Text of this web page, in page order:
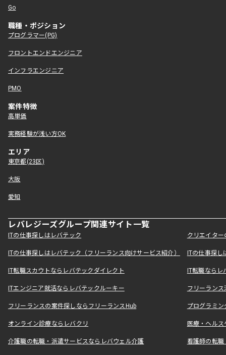
Go
職種・ポジション
プログラマー(PG)
フロントエンドエンジニア
インフラエンジニア
PMO
案件特徴
高単価
実務経験が浅い方OK
エリア
東京都(23区)
大阪
愛知
レバレジーズグループ関連サイト一覧
ITの仕事探しはレバテック クリエイタ
ITの仕事探しはレバテック（フリーランス向けサービス紹介） ITの仕事探
IT転職スカウトならレバテックダイレクト IT転職なら
ITエンジニア就活ならレバテックルーキー フリーラン
フリーランスの案件探しならフリーランスHub プログラミ
オンライン診療ならレバクリ 医療・ヘル
介護職の転職・派遣サービスならレバウェル介護 看護師の転